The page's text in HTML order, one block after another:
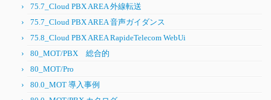
75.7_Cloud PBX AREA 外線転送
75.7_Cloud PBX AREA 音声ガイダンス
75.8_Cloud PBX AREA RapideTelecom WebUi
80_MOT/PBX 総合的
80_MOT/Pro
80.0_MOT 導入事例